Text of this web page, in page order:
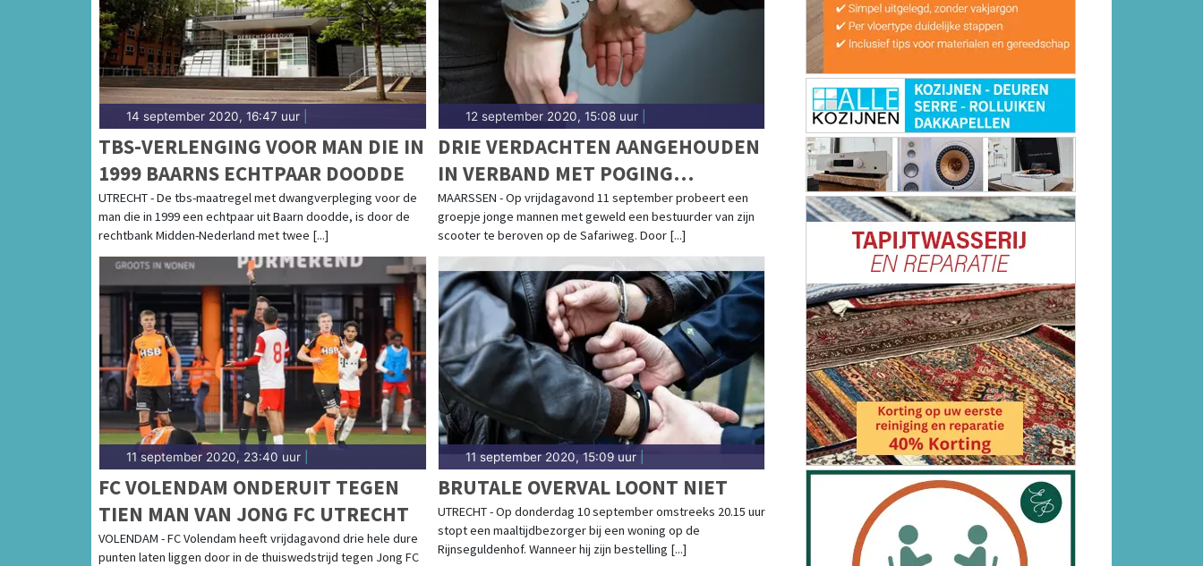
14 september 2020, 16:47 uur
TBS-VERLENGING VOOR MAN DIE IN
1999 BAARNS ECHTPAAR DOODDE
UTRECHT - De tbs-maatregel met dwangverpleging voor de
man die in 1999 een echtpaar uit Baarn doodde, is door de
rechtbank Midden-Nederland met twee [...]
12 september 2020, 15:08 uur|
DRIE VERDACHTEN AANGEHOUDEN
IN VERBAND MET POGING
STRAATROOF
MAARSSEN - Op vrijdagavond 11 september probeert een
groepje jonge mannen met geweld een bestuurder van zijn
scooter te beroven op de Safariweg. Door [...]
11 september 2020, 23:40 uur
FC VOLENDAM ONDERUIT TEGEN
TIEN MAN VAN JONG FC UTRECHT
VOLENDAM - FC Volendam heeft vrijdagavond drie hele dure
punten laten liggen door in de thuiswedstrijd tegen Jong FC
11 september 2020, 15:09 uur|
BRUTALE OVERVAL LOONT NIET
UTRECHT - Op donderdag 10 september omstreeks 20.15 uur
stopt een maaltijdbezorger bij een woning op de
Rijnseguldenhof. Wanneer hij zijn bestelling [...]